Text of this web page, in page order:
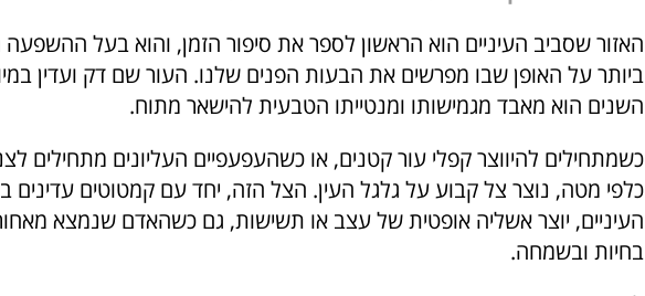
האזור שסביב העיניים הוא הראשון לספר את סיפור הזמן, והוא בעל ההשפעה
ביותר על האופן שבו מפרשים את הבעות הפנים שלנו. העור שם דק ועדין
השנים הוא מאבד מגמישותו ומנטייתו הטבעית להישאר מתוח.
כשמתחילים להיווצר קפלי עור קטנים, או כשהעפעפיים העליונים מתחילים
כלפי מטה, נוצר צל קבוע על גלגל העין. הצל הזה, יחד עם קמטוטים עדינים
העיניים, יוצר אשליה אופטית של עצב או תשישות, גם כשהאדם שנמצא
בחיות ובשמחה.